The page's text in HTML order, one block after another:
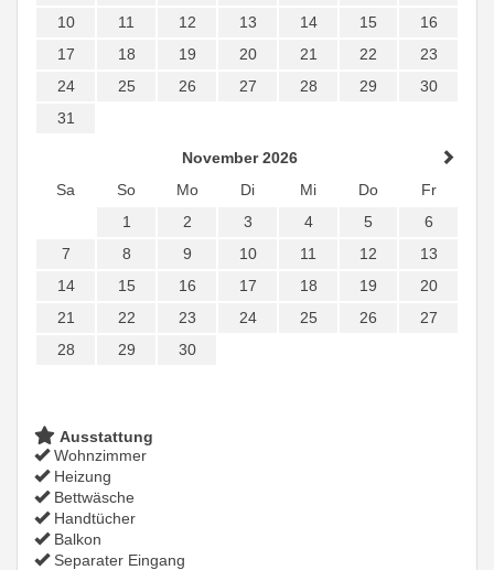
10
11 12 13 14 15
16
17
18 19 20 21 22
23
24
25 26 27 28 29
30
31
November 2026
Sa
So Mo Di Mi Do
Fr
1
2 3 4 5
6
7
8 9 10 11 12
13
14
15 16 17 18 19
20
21
22 23 24 25 26
27
28
29 30
Ausstattung
Wohnzimmer
Heizung
Bettwäsche
Handtücher
Balkon
Separater Eingang